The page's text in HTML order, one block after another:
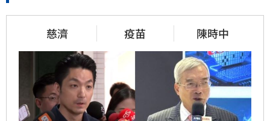
慈濟 疫苗 陳時中